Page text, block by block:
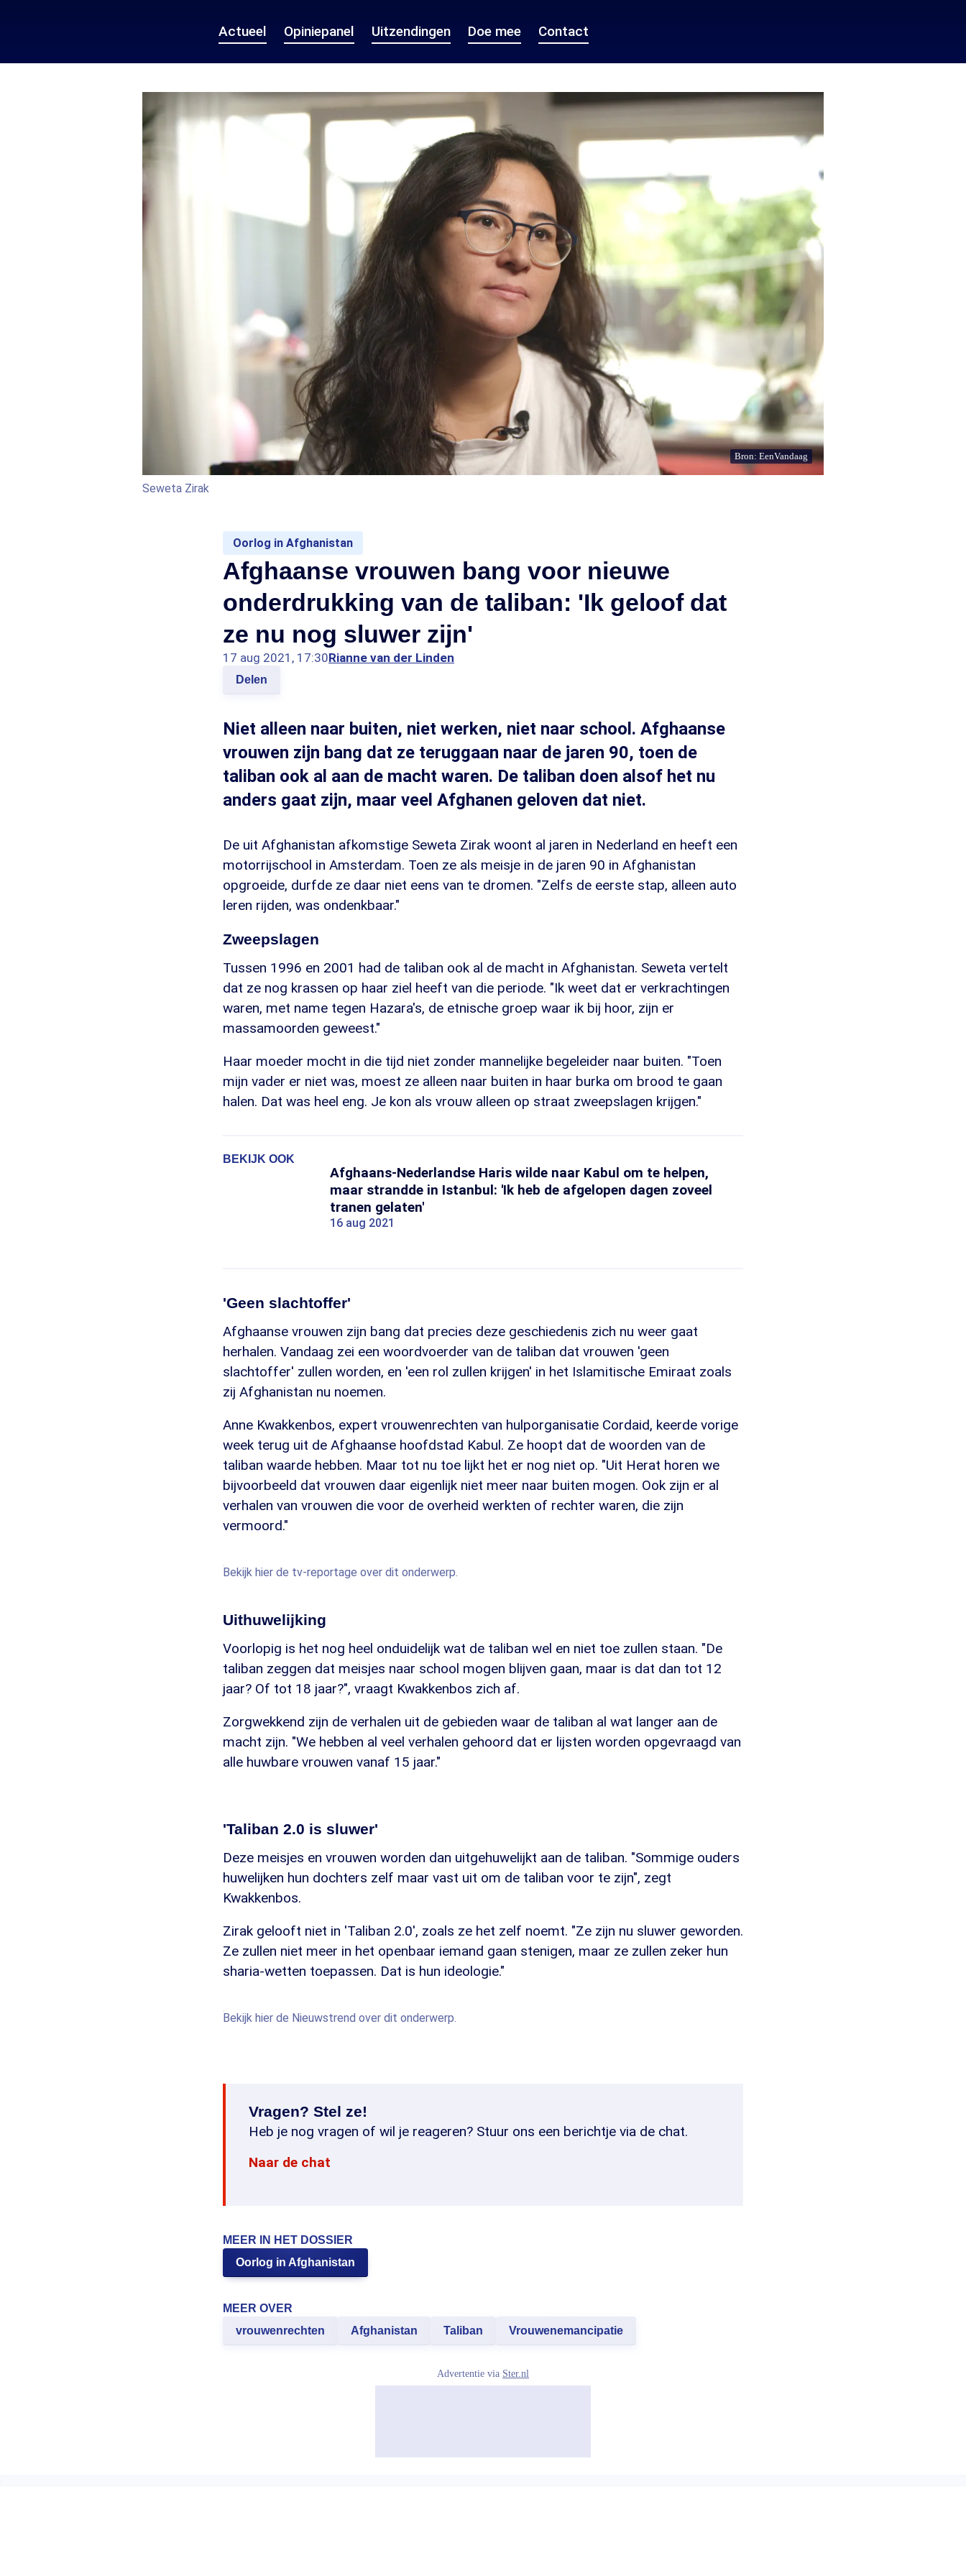
Actueel Opiniepanel Uitzendingen Doe mee Contact
Bron: EenVandaag
Seweta Zirak
Oorlog in Afghanistan
Afghaanse vrouwen bang voor nieuwe
onderdrukking van de taliban: 'Ik geloof dat
ze nu nog sluwer zijn'
17 aug 2021, 17:30Rianne van der Linden
Delen
Niet alleen naar buiten, niet werken, niet naar school. Afghaanse
vrouwen zijn bang dat ze teruggaan naar de jaren 90, toen de
taliban ook al aan de macht waren. De taliban doen alsof het nu
anders gaat zijn, maar veel Afghanen geloven dat niet.
De uit Afghanistan afkomstige Seweta Zirak woont al jaren in Nederland en heeft een
motorrijschool in Amsterdam. Toen ze als meisje in de jaren 90 in Afghanistan
opgroeide, durfde ze daar niet eens van te dromen. "Zelfs de eerste stap, alleen auto
leren rijden, was ondenkbaar."
Zweepslagen
Tussen 1996 en 2001 had de taliban ook al de macht in Afghanistan. Seweta vertelt
dat ze nog krassen op haar ziel heeft van die periode. "Ik weet dat er verkrachtingen
waren, met name tegen Hazara's, de etnische groep waar ik bij hoor, zijn er
massamoorden geweest."
Haar moeder mocht in die tijd niet zonder mannelijke begeleider naar buiten. "Toen
mijn vader er niet was, moest ze alleen naar buiten in haar burka om brood te gaan
halen. Dat was heel eng. Je kon als vrouw alleen op straat zweepslagen krijgen."
BEKIJK OOK
Afghaans-Nederlandse Haris wilde naar Kabul om te helpen,
maar strandde in Istanbul: 'Ik heb de afgelopen dagen zoveel
tranen gelaten'
16 aug 2021
'Geen slachtoffer'
Afghaanse vrouwen zijn bang dat precies deze geschiedenis zich nu weer gaat
herhalen. Vandaag zei een woordvoerder van de taliban dat vrouwen 'geen
slachtoffer' zullen worden, en 'een rol zullen krijgen' in het Islamitische Emiraat zoals
zij Afghanistan nu noemen.
Anne Kwakkenbos, expert vrouwenrechten van hulporganisatie Cordaid, keerde vorige
week terug uit de Afghaanse hoofdstad Kabul. Ze hoopt dat de woorden van de
taliban waarde hebben. Maar tot nu toe lijkt het er nog niet op. "Uit Herat horen we
bijvoorbeeld dat vrouwen daar eigenlijk niet meer naar buiten mogen. Ook zijn er al
verhalen van vrouwen die voor de overheid werkten of rechter waren, die zijn
vermoord."
Bekijk hier de tv-reportage over dit onderwerp.
Uithuwelijking
Voorlopig is het nog heel onduidelijk wat de taliban wel en niet toe zullen staan. "De
taliban zeggen dat meisjes naar school mogen blijven gaan, maar is dat dan tot 12
jaar? Of tot 18 jaar?", vraagt Kwakkenbos zich af.
Zorgwekkend zijn de verhalen uit de gebieden waar de taliban al wat langer aan de
macht zijn. "We hebben al veel verhalen gehoord dat er lijsten worden opgevraagd van
alle huwbare vrouwen vanaf 15 jaar."
'Taliban 2.0 is sluwer'
Deze meisjes en vrouwen worden dan uitgehuwelijkt aan de taliban. "Sommige ouders
huwelijken hun dochters zelf maar vast uit om de taliban voor te zijn", zegt
Kwakkenbos.
Zirak gelooft niet in 'Taliban 2.0', zoals ze het zelf noemt. "Ze zijn nu sluwer geworden.
Ze zullen niet meer in het openbaar iemand gaan stenigen, maar ze zullen zeker hun
sharia-wetten toepassen. Dat is hun ideologie."
Bekijk hier de Nieuwstrend over dit onderwerp.
Vragen? Stel ze!
Heb je nog vragen of wil je reageren? Stuur ons een berichtje via de chat.
Naar de chat
MEER IN HET DOSSIER
Oorlog in Afghanistan
MEER OVER
vrouwenrechten
Afghanistan Taliban Vrouwenemancipatie
Advertentie via Ster.nl